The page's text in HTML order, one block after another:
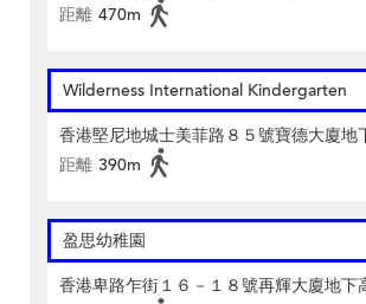
距離 470m
Wilderness International Kindergarten
香港堅尼地城士美菲路８５號寶德大廈地
距離 390m
盈思幼稚園
香港卑路乍街１６－１８號再輝大廈地下